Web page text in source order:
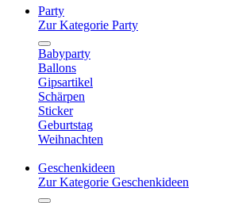
Party
Zur Kategorie Party
Babyparty
Ballons
Gipsartikel
Schärpen
Sticker
Geburtstag
Weihnachten
Geschenkideen
Zur Kategorie Geschenkideen